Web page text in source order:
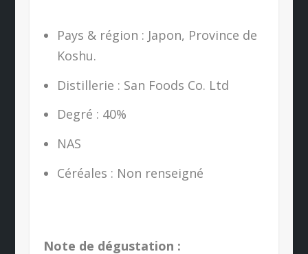
Pays & région : Japon, Province de
Koshu.
Distillerie : San Foods Co. Ltd
Degré : 40%
NAS
Céréales : Non renseigné
Note de dégustation :